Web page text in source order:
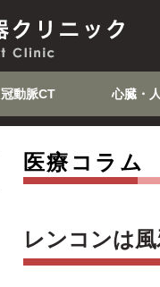
冠動脈CT 心臓・
医療コラム
レンコンは